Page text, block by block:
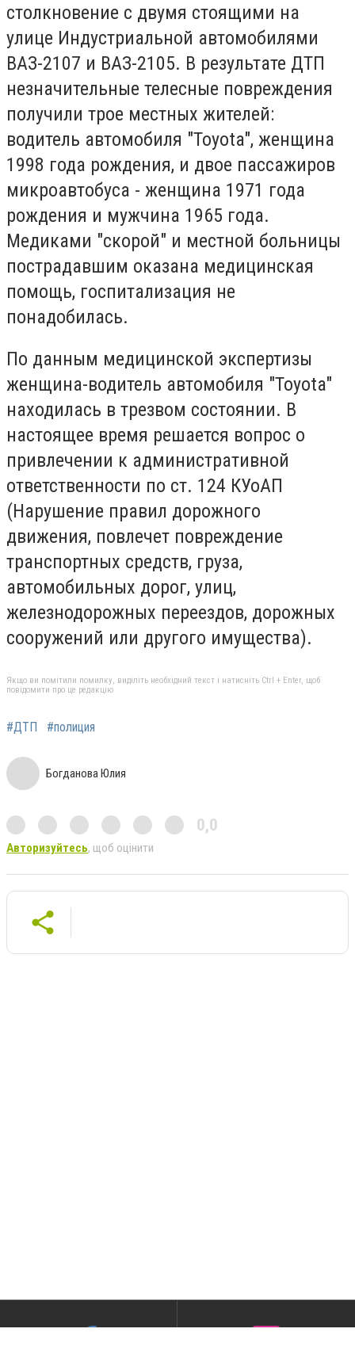
столкновение с двумя стоящими на
улице Индустриальной автомобилями
ВАЗ-2107 и ВАЗ-2105. В результате ДТП
незначительные телесные повреждения
получили трое местных жителей:
водитель автомобиля "Тоyota", женщина
1998 года рождения, и двое пассажиров
микроавтобуса - женщина 1971 года
рождения и мужчина 1965 года.
Медиками "скорой" и местной больницы
пострадавшим оказана медицинская
помощь, госпитализация не
понадобилась.
По данным медицинской экспертизы
женщина-водитель автомобиля "Тоyota"
находилась в трезвом состоянии. В
настоящее время решается вопрос о
привлечении к административной
ответственности по ст. 124 КУоАП
(Нарушение правил дорожного
движения, повлечет повреждение
транспортных средств, груза,
автомобильных дорог, улиц,
железнодорожных переездов, дорожных
сооружений или другого имущества).
Якщо ви помітили помилку, виділіть необхідний текст і натисніть Ctrl + Enter, щоб
повідомити про це редакцію
#ДТП #полиция
Богданова Юлия
0,0
Авторизуйтесь, щоб оцінити